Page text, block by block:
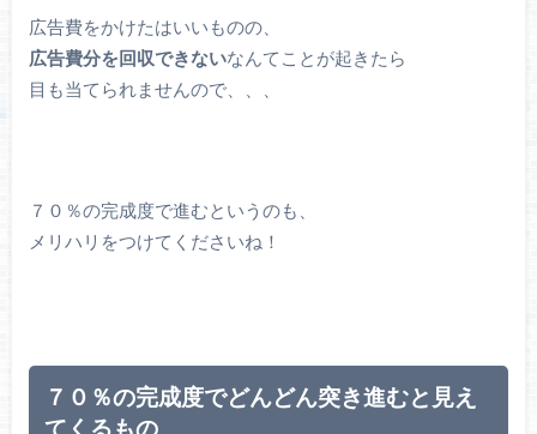
広告費をかけたはいいものの、
広告費分を回収できないなんてことが起きたら
目も当てられませんので、、、
７０％の完成度で進むというのも、
メリハリをつけてくださいね！
７０％の完成度でどんどん突き進むと見え
てくるもの